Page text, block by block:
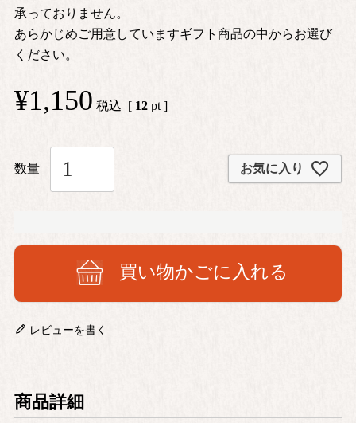
承っておりません。
あらかじめご用意していますギフト商品の中からお選び
ください。
¥1,150 税込 [ 12 pt ]
お気に入り
買い物かごに入れる
レビューを書く
商品詳細